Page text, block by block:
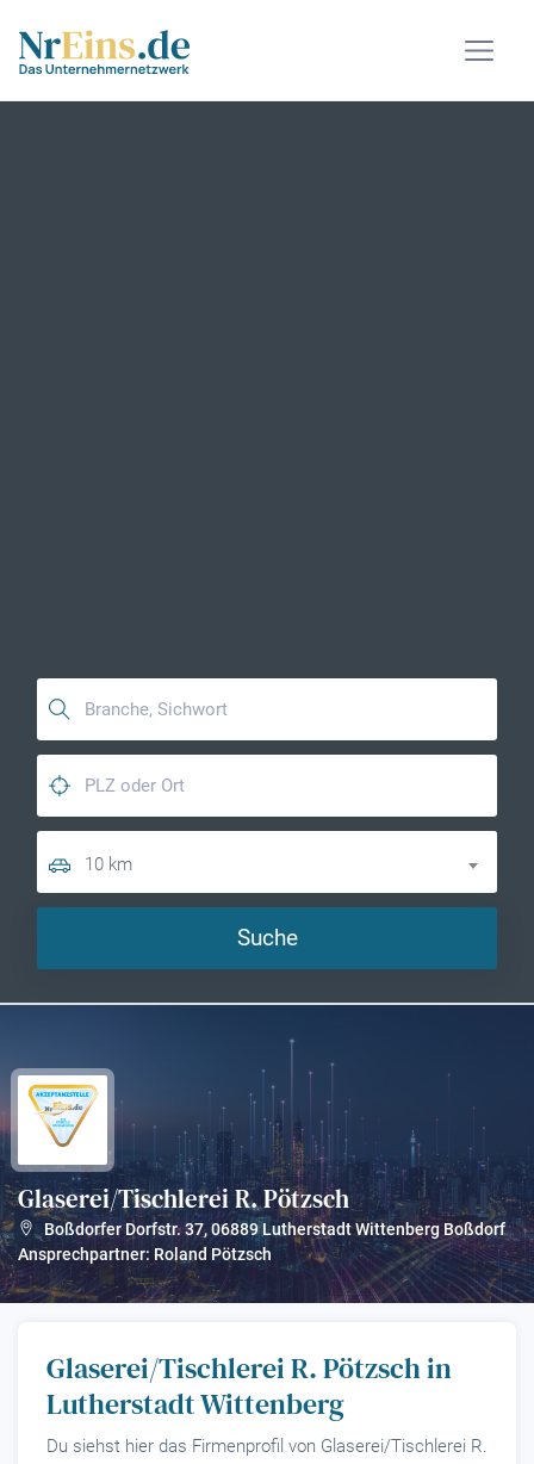
10 km
Suche
Glaserei/Tischlerei R. Pötzsch ?
Boßdorfer Dorfstr. 37,06889 Lutherstadt Wittenberg Boßdorf
Ansprechpartner: Roland Pötzsch
Glaserei/Tischlerei R. Pötzsch in
Lutherstadt Wittenberg
Du siehst hier das Firmenprofil von Glaserei/Tischlerei R.